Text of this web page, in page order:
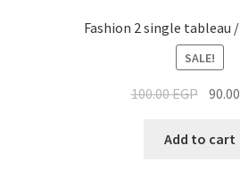
SALE!
100.00EGP 90.00
Add to cart